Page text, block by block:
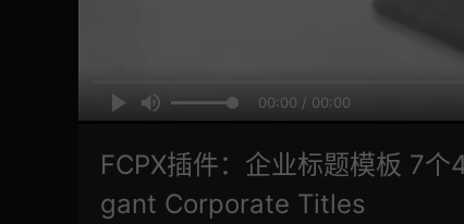
00:00 / 00:00
FCPX插件：企业标题模板 7
gant Corporate Titles